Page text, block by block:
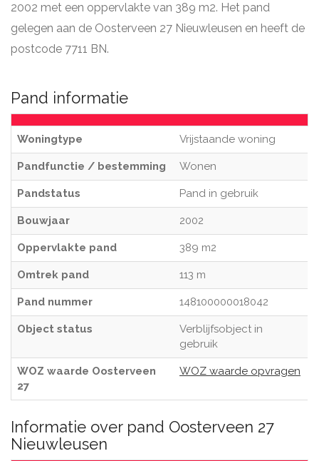
2002 met een oppervlakte van 389 m2. Het pand
gelegen aan de Oosterveen 27 Nieuwleusen en heeft de
postcode 7711 BN.
Pand informatie
Woningtype Vrijstaande woning
Pandfunctie / bestemming Wonen
Pandstatus Pand in gebruik
Bouwjaar 2002
Oppervlakte pand 389 m2
Omtrek pand 113 m
Pand nummer 148100000018042
Object status
Verblijfsobject in
gebruik
WOZ waarde Oosterveen
27
WOZ waarde opvragen
Informatie over pand Oosterveen 27
Nieuwleusen